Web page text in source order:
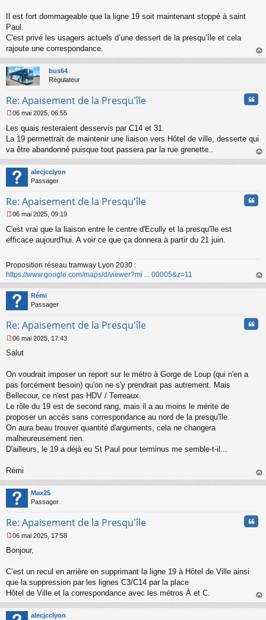
g
e
n
o
n
l
u
Il est fort dommageable que la ligne 19 soit maintenant stoppé à saint
Paul.
C’est privé les usagers actuels d’une dessert de la presqu’île et cela
rajoute une correspondance.
au
bus64
Régulateur
Re: Apaisement de la Presqu'île
e
s
g
e
n
n
u
06 mai 2025, 06:55
Les quais resteraient desservis par C14 et 31.
La 19 permettrait de maintenir une liaison vers Hôtel de ville, desserte qui
va être abandonné puisque tout passera par la rue grenette..
au
alecjcclyon
Passager
Re: Apaisement de la Presqu'île
e
s
g
e
n
o
n
l
06 mai 2025, 09:19
C'est vrai que la liaison entre le centre d'Ecully et la presqu'île est
efficace aujourd'hui. A voir ce que ça donnera à partir du 21 juin.
Proposition réseau tramway Lyon 2030 :
https://www.google.com/maps/d/viewer?mi ... 00005&z=11
au
Rémi
Passager
Re: Apaisement de la Presqu'île
e
s
g
e
n
o
n
u
06 mai 2025, 17:43
Salut
On voudrait imposer un report sur le métro à Gorge de Loup (qui n'en a
pas forcément besoin) qu'on ne s'y prendrait pas autrement. Mais
Bellecour, ce n'est pas HDV / Terreaux.
Le rôle du 19 est de second rang, mais il a au moins le mérite de
proposer un accès sans correspondance au nord de la presqu'île.
On aura beau trouver quantité d'arguments, cela ne changera
malheureusement rien.
D'ailleurs, le 19 a déjà eu St Paul pour terminus me semble-t-il...
Rémi
au
Max25
Passager
Re: Apaisement de la Presqu'île
e
s
g
e
n
o
06 mai 2025, 17:58
Bonjour,
C’est un recul en arrière en supprimant la ligne 19 à Hôtel de Ville ainsi
que la suppression par les lignes C3/C14 par la place
Hôtel de Ville et la correspondance avec les métros À et C.
au
alecjcclyon